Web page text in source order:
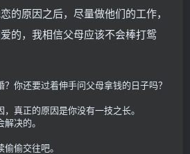
的原因之后，尽量做他们的工作，
的，我相信父母应该不会棒打鸳
你还要过着伸手问父母拿钱的日子吗？
真正的原因是你没有一技之长。
决的。
偷交往吧。